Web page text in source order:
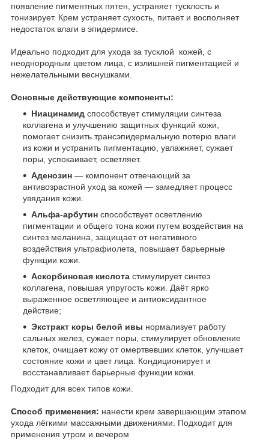
появление пигментных пятен, устраняет тусклость и
тонизирует. Крем устраняет сухость, питает и восполняет
недостаток влаги в эпидермисе.
Идеально подходит для ухода за тусклой кожей, с
неоднородным цветом лица, с излишней пигментацией и
нежелательными веснушками.
Основные действующие компоненты:
Ниацинамид способствует стимуляции синтеза
коллагена и улучшению защитных функций кожи,
помогает снизить трансэпидермальную потерю влаги
из кожи и устранить пигментацию, увлажняет, сужает
поры, успокаивает, осветляет.
Аденозин — компонент отвечающий за
антивозрастной уход за кожей — замедляет процесс
увядания кожи.
Альфа-арбутин способствует осветлению
пигментации и общего тона кожи путем воздействия на
синтез меланина, защищает от негативного
воздействия ультрафиолета, повышает барьерные
функции кожи.
Аскорбиновая кислота стимулирует синтез
коллагена, повышая упругость кожи. Даёт ярко
выраженное осветляющее и антиоксидантное
действие;
Экстракт коры белой ивы нормализует работу
сальных желез, сужает поры, стимулирует обновление
клеток, очищает кожу от омертвевших клеток, улучшает
состояние кожи и цвет лица. Кондиционирует и
восстанавливает барьерные функции кожи.
Подходит для всех типов кожи.
Способ применения: нанести крем завершающим этапом
ухода лёгкими массажными движениями. Подходит для
применения утром и вечером